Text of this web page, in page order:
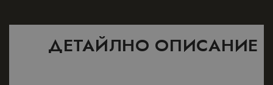
ДЕТАЙЛНО ОПИСАНИЕ